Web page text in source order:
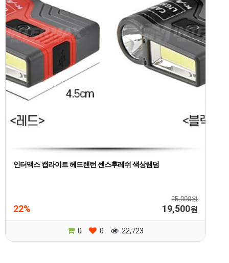
인터맥스 캡라이트 헤드랜턴 센스후레쉬 색상램덤
25,000원
22% 19,500원
0 0 22,723